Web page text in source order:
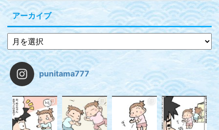
アーカイブ
punitama777